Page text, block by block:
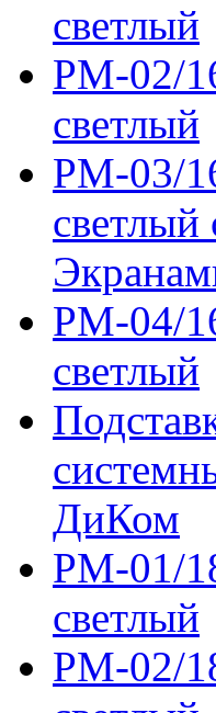
светлый
РМ-02/
светлый
РМ-03/
светлый
РМ-04/
светлый
ДиКом
РМ-01/
светлый
РМ-02/